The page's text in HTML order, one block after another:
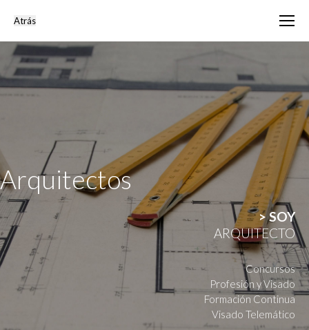
Arquitectos
> SOY
ARQUITECTO
Concursos
Profesión y Visado
Formación Continua
Visado Telemático